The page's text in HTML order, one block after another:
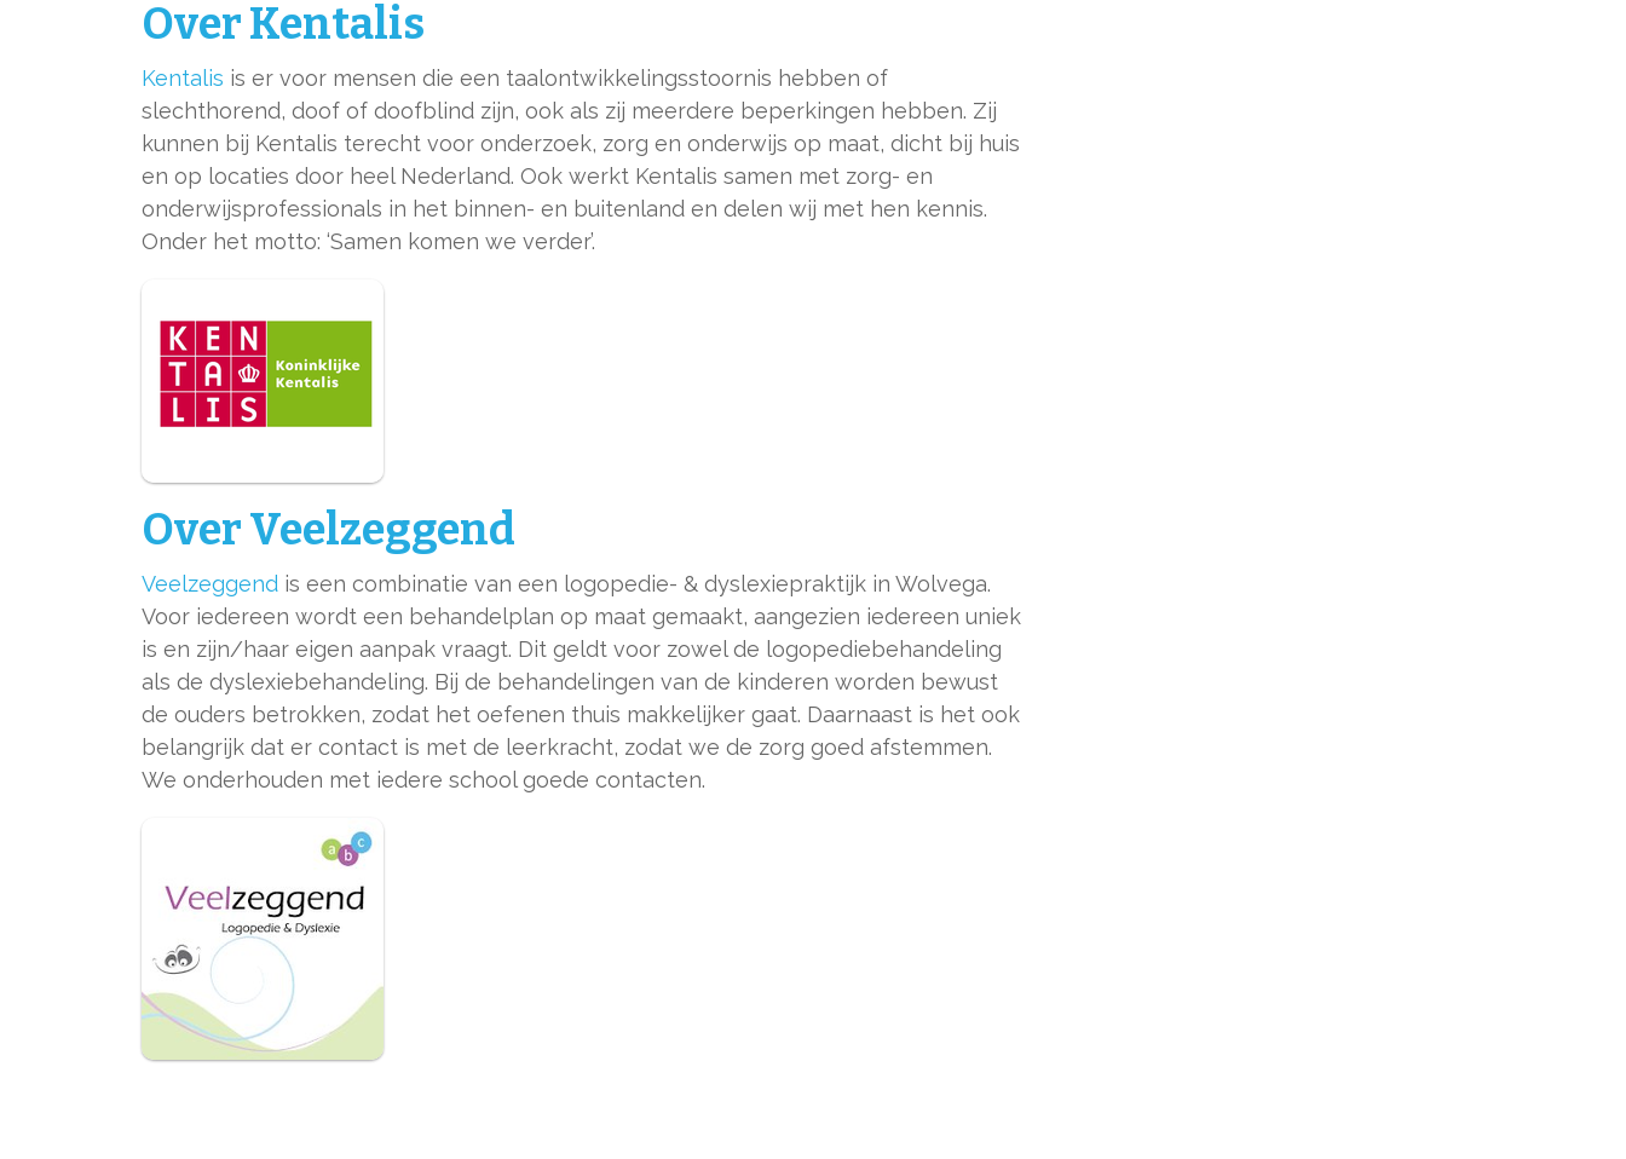
Over Kentalis
Kentalis is er voor mensen die een taalontwikkelingsstoornis hebben of
slechthorend, doof of doofblind zijn, ook als zij meerdere beperkingen hebben. Zij
kunnen bij Kentalis terecht voor onderzoek, zorg en onderwijs op maat, dicht bij huis
en op locaties door heel Nederland. Ook werkt Kentalis samen met zorg- en
onderwijsprofessionals in het binnen- en buitenland en delen wij met hen kennis.
Onder het motto: ‘Samen komen we verder’.
Over Veelzeggend
Veelzeggend is een combinatie van een logopedie- & dyslexiepraktijk in Wolvega.
Voor iedereen wordt een behandelplan op maat gemaakt, aangezien iedereen uniek
is en zijn/haar eigen aanpak vraagt. Dit geldt voor zowel de logopediebehandeling
als de dyslexiebehandeling. Bij de behandelingen van de kinderen worden bewust
de ouders betrokken, zodat het oefenen thuis makkelijker gaat. Daarnaast is het ook
belangrijk dat er contact is met de leerkracht, zodat we de zorg goed afstemmen.
We onderhouden met iedere school goede contacten.